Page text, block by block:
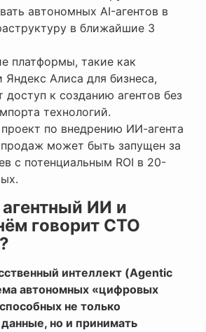
автономных AI-агентов в
в ближайшие 3
платформы, такие как
Яндекс Алиса для бизнеса,
доступ к созданию агентов без
технологий.
по внедрению ИИ-агента
может быть запущен за
с потенциальным ROI в 20-
ИИ и
говорит CTO
интеллект (Agentic
автономных «цифровых
не только
но и принимать